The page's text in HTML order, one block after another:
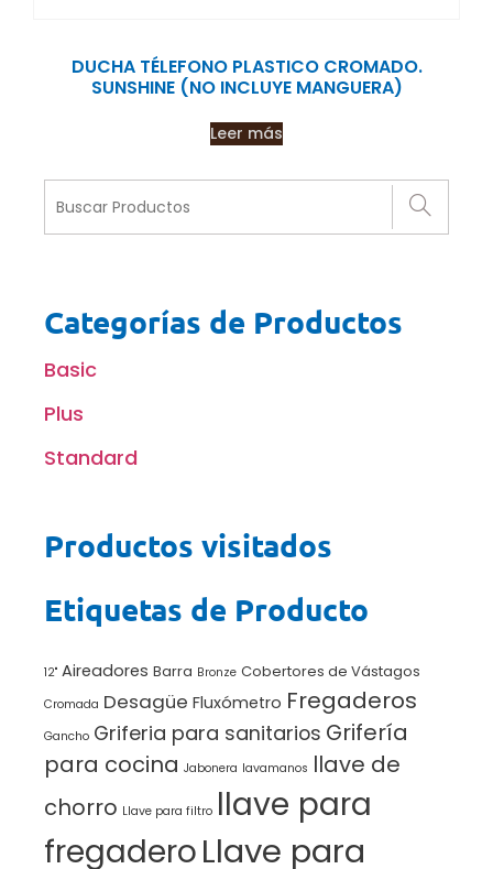
DUCHA TÉLEFONO PLASTICO CROMADO.
SUNSHINE (NO INCLUYE MANGUERA)
Leer más
Categorías de Productos
Basic
Plus
Standard
Productos visitados
Etiquetas de Producto
12" Aireadores Barra Bronze Cobertores de Vástagos
Cromada Desagüe Fluxómetro Fregaderos
Gancho Griferia para sanitarios Grifería
para cocina Jabonera lavamanos llave de
chorro Llave para filtro llave para
fregaderoLlave para